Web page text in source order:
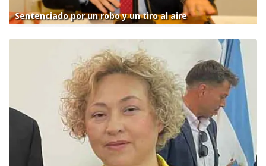
Sentenciado por un robo y un tiro al aire